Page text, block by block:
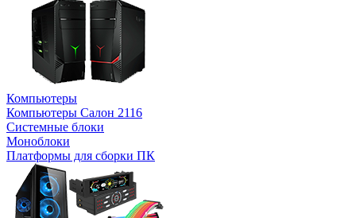
Компьютеры
Компьютеры Салон 2116
Системные блоки
Моноблоки
Платформы для сборки ПК